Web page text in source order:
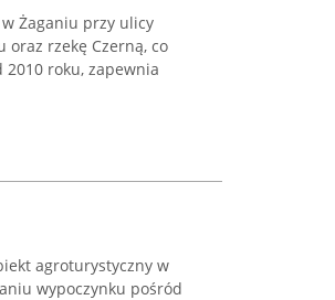
Żaganiu przy ulicy
oraz rzekę Czerną, co
roku, zapewnia
agroturystyczny w
wypoczynku pośród